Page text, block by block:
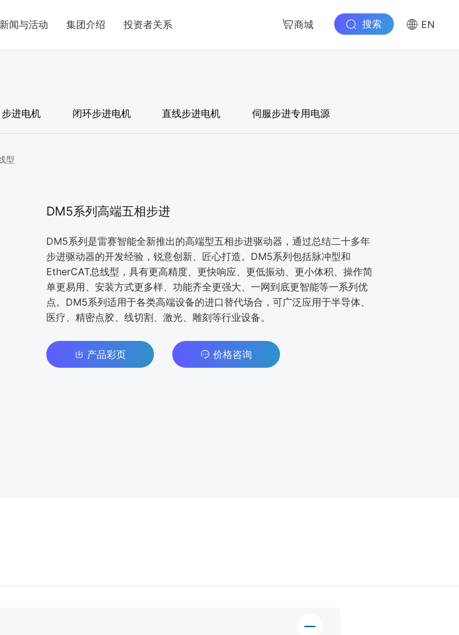
新闻与活动 集团介绍 投资者关系 商城 搜索 EN
步进电机 闭环步进电机 直线步进电机 伺服步进专用电源
型
DM5系列高端五相步进
DM5系列是雷赛智能全新推出的⾼端型五相步进驱动器，通过总结⼆⼗多年
步进驱动器的开发经验，锐意创新、匠⼼打造。DM5系列包括脉冲型和
EtherCAT总线型，具有更⾼精度、更快响应、更低振动、更⼩体积、操作简
单更易⽤、安装⽅式更多样、功能⻬全更强⼤、⼀⽹到底更智能等⼀系列优
点。DM5系列适⽤于各类⾼端设备的进⼝替代场合，可⼴泛应⽤于半导体、
医疗、精密点胶、线切割、激光、雕刻等⾏业设备。
产品彩页 价格咨询